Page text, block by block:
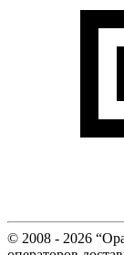
© 2008 - 2026